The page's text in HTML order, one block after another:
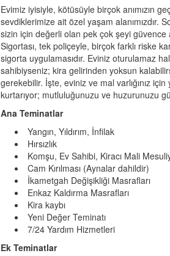
Evimiz iyisiyle, kötüsüyle birçok anımızın
sevdiklerimize ait özel yaşam alanımızdır.
sizin için değerli olan pek çok şeyi güvence
Sigortası, tek poliçeyle, birçok farklı riske
sigorta uygulamasıdır. Eviniz oturulamaz
sahibiyseniz; kira gelirinden yoksun
gerekebilir. İşte, eviniz ve mal varlığınız
kurtarıyor; mutluluğunuzu ve huzurunuzu
Ana Teminatlar
Yangın, Yıldırım, İnfilak
Hırsızlık
Komşu, Ev Sahibi, Kiracı Mali
Cam Kırılması (Aynalar dahildir)
İkametgah Değişikliği Masrafları
Enkaz Kaldırma Masrafları
Kira kaybı
Yeni Değer Teminatı
7/24 Yardım Hizmetleri
Ek Teminatlar